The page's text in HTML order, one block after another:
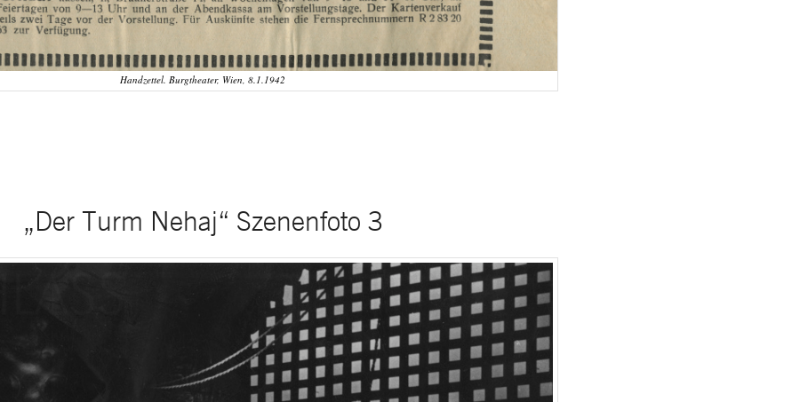
Handzettel. Burgtheater, Wien, 8.1.1942
„Der Turm Nehaj“ Szenenfoto 3